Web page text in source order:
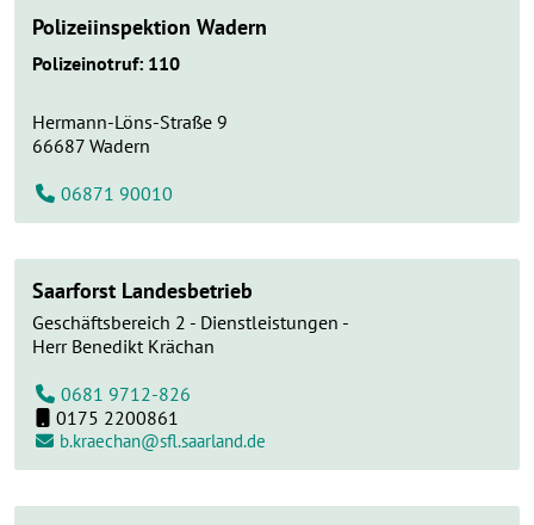
Polizeiinspektion Wadern
Polizeinotruf: 110
Hermann-Löns-Straße 9
66687 Wadern
06871 90010
Saarforst Landesbetrieb
Geschäftsbereich 2 - Dienstleistungen -
Herr Benedikt Krächan
0681 9712-826
0175 2200861
b.kraechan@sfl.saarland.de